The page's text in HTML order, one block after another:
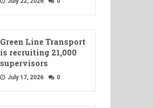
Green Line Transport
is recruiting 21,000
supervisors
July 17, 2026 0